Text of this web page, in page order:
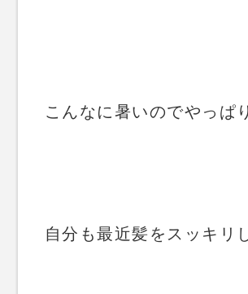
こんなに暑いのでやっぱ
自分も最近髪をスッキリ